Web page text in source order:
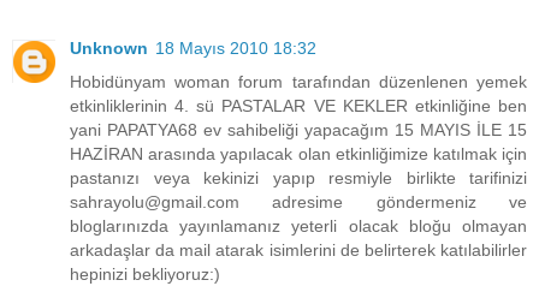
Unknown 18 Mayıs 2010 18:32
Hobidünyam woman forum tarafından düzenlenen yemek
etkinliklerinin 4. sü PASTALAR VE KEKLER etkinliğine ben
yani PAPATYA68 ev sahibeliği yapacağım 15 MAYIS İLE 15
HAZİRAN arasında yapılacak olan etkinliğimize katılmak için
pastanızı veya kekinizi yapıp resmiyle birlikte tarifinizi
sahrayolu@gmail.com adresime göndermeniz ve
bloglarınızda yayınlamanız yeterli olacak bloğu olmayan
arkadaşlar da mail atarak isimlerini de belirterek katılabilirler
hepinizi bekliyoruz:)